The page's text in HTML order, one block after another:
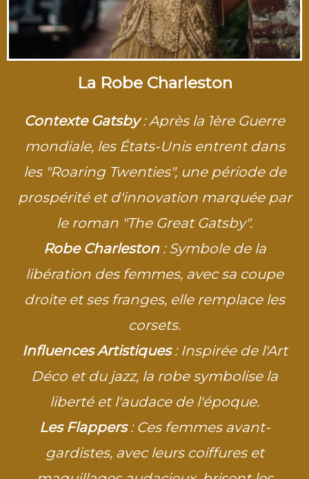
La Robe Charleston
Contexte Gatsby: Après la 1ère Guerre
mondiale, les États-Unis entrent dans
les "Roaring Twenties", une période de
prospérité et d'innovation marquée par
le roman "The Great Gatsby".
Robe Charleston: Symbole de la
libération des femmes, avec sa coupe
droite et ses franges, elle remplace les
corsets.
Influences Artistiques: Inspirée de l'Art
Déco et du jazz, la robe symbolise la
liberté et l'audace de l'époque.
Les Flappers: Ces femmes avant-
gardistes, avec leurs coiffures et